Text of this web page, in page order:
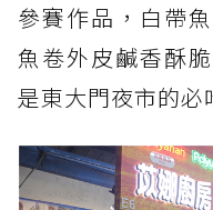
參賽作品，白帶
魚卷外皮鹹香酥
是東大門夜市的必